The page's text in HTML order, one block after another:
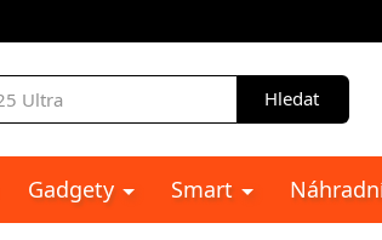
Hledat
Gadgety Smart